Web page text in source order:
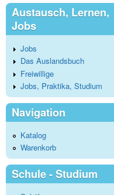
Austausch, Lernen,
Jobs
Jobs
Das Auslandsbuch
Freiwillige
Jobs, Praktika, Studium
Navigation
Katalog
Warenkorb
Schule - Studium